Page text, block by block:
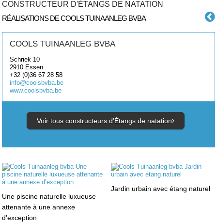
CONSTRUCTEUR D'ÉTANGS DE NATATION
RÉALISATIONS DE COOLS TUINAANLEG BVBA
COOLS TUINAANLEG BVBA
Schriek 10
2910 Essen
+32 (0)36 67 28 58
info@coolsbvba.be
www.coolsbvba.be
Voir tous constructeurs d'Étangs de natation
Une piscine naturelle luxueuse
attenante à une annexe
d’exception
Jardin urbain avec étang naturel